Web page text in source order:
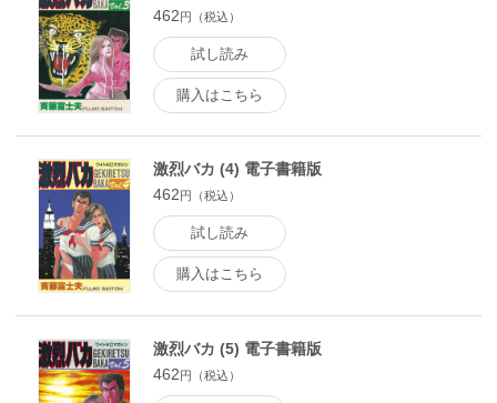
462円（税込）
試し読み
購入はこちら
激烈バカ (4) 電子書籍版
462 円（税込）
試し読み
購入はこちら
激烈バカ (5) 電子書籍版
462 円（税込）